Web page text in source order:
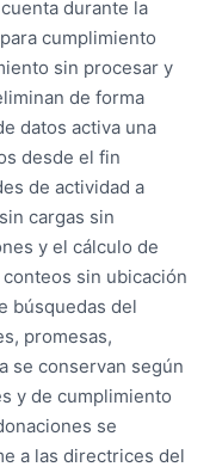
durante la
cumplimiento
sin procesar y
de forma
datos activa una
desde el fin
de actividad a
cargas sin
y el cálculo de
sin ubicación
búsquedas del
promesas,
se conservan según
y de cumplimiento
se
a las directrices del